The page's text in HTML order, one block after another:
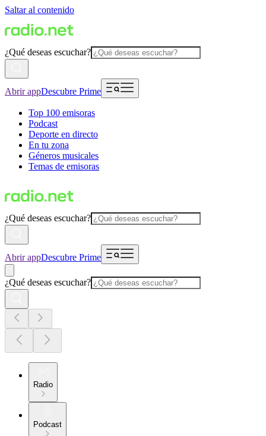
Saltar al contenido
¿Qué deseas escuchar?
Abrir appDescubre Prime
Top 100 emisoras
Podcast
Deporte en directo
En tu zona
Géneros musicales
Temas de emisoras
¿Qué deseas escuchar?
Abrir appDescubre Prime
¿Qué deseas escuchar?
Radio
Podcast